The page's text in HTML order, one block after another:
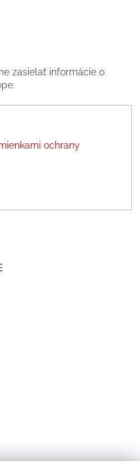
zasielať informácie o
ochrany